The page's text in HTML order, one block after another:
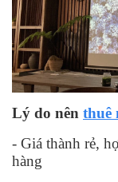
Lý do nên thuê
- Giá thành rẻ,
hàng